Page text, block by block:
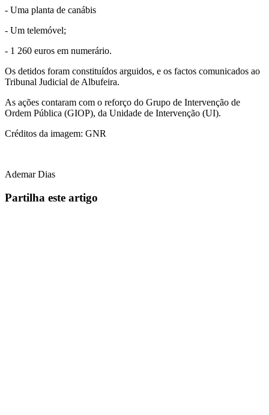
- Uma planta de canábis
- Um telemóvel;
- 1 260 euros em numerário.
Os detidos foram constituídos arguidos, e os factos comunicados ao
Tribunal Judicial de Albufeira.
As ações contaram com o reforço do Grupo de Intervenção de
Ordem Pública (GIOP), da Unidade de Intervenção (UI).
Créditos da imagem: GNR
Ademar Dias
Partilha este artigo